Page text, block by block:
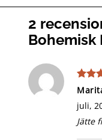
2
Bohemisk
juli,
Jätte